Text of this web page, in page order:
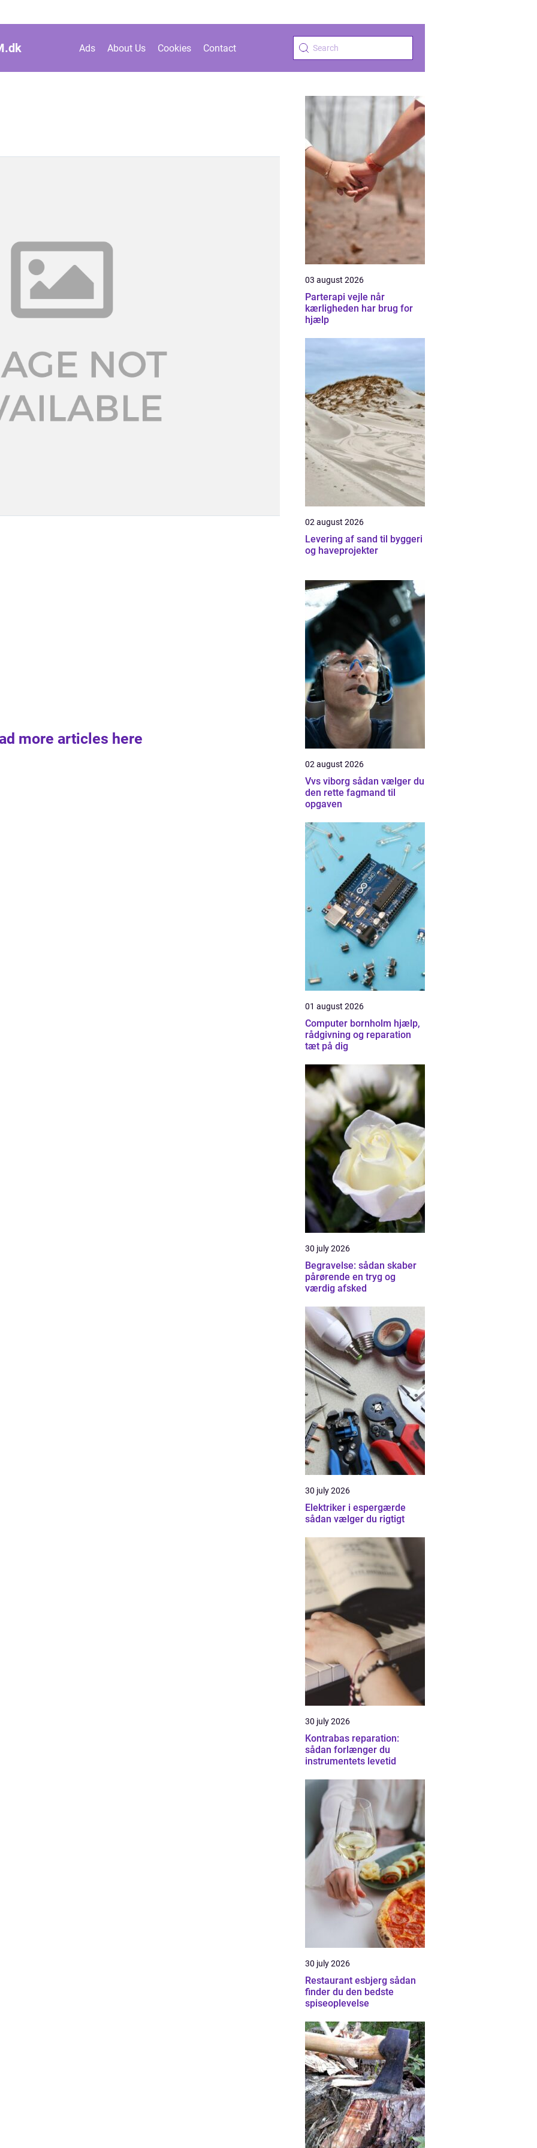
dk Ads About Us Cookies Contact
more articles here
03 august 2026
Parterapi vejle når
kærligheden har brug for
hjælp
02 august 2026
Levering af sand til byggeri
og haveprojekter
02 august 2026
Vvs viborg sådan vælger du
den rette fagmand til
opgaven
01 august 2026
Computer bornholm hjælp,
rådgivning og reparation
tæt på dig
30 july 2026
Begravelse: sådan skaber
pårørende en tryg og
værdig afsked
30 july 2026
Elektriker i espergærde
sådan vælger du rigtigt
30 july 2026
Kontrabas reparation:
sådan forlænger du
instrumentets levetid
30 july 2026
Restaurant esbjerg sådan
finder du den bedste
spiseoplevelse